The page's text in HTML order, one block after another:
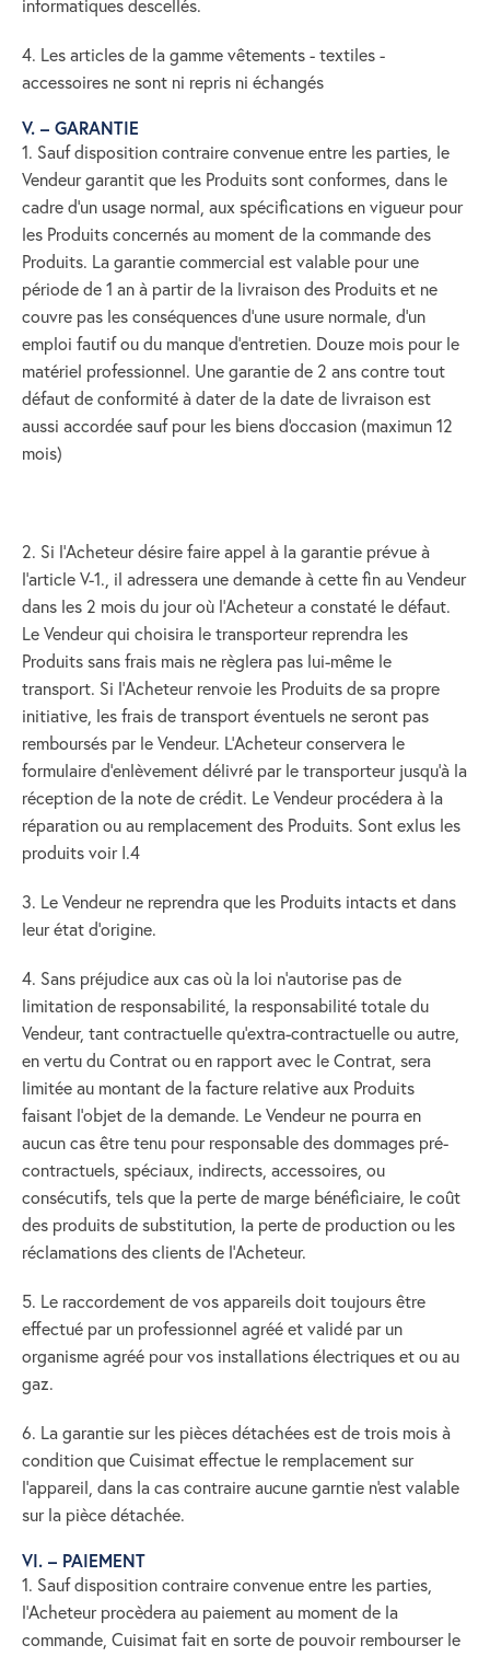
4. Les articles de la gamme vêtements - textiles -
accessoires ne sont ni repris ni échangés
V. – GARANTIE
1. Sauf disposition contraire convenue entre les parties, le
Vendeur garantit que les Produits sont conformes, dans le
cadre d’un usage normal, aux spécifications en vigueur pour
les Produits concernés au moment de la commande des
Produits. La garantie commercial est valable pour une
période de 1 an à partir de la livraison des Produits et ne
couvre pas les conséquences d’une usure normale, d’un
emploi fautif ou du manque d’entretien. Douze mois pour le
matériel professionnel. Une garantie de 2 ans contre tout
défaut de conformité à dater de la date de livraison est
aussi accordée sauf pour les biens d'occasion (maximun 12
mois)
2. Si l’Acheteur désire faire appel à la garantie prévue à
l’article V-1., il adressera une demande à cette fin au Vendeur
dans les 2 mois du jour où l'Acheteur a constaté le défaut.
Le Vendeur qui choisira le transporteur reprendra les
Produits sans frais mais ne règlera pas lui-même le
transport. Si l’Acheteur renvoie les Produits de sa propre
initiative, les frais de transport éventuels ne seront pas
remboursés par le Vendeur. L’Acheteur conservera le
formulaire d’enlèvement délivré par le transporteur jusqu’à la
réception de la note de crédit. Le Vendeur procédera à la
réparation ou au remplacement des Produits. Sont exlus les
produits voir I.4
3. Le Vendeur ne reprendra que les Produits intacts et dans
leur état d’origine.
4. Sans préjudice aux cas où la loi n’autorise pas de
limitation de responsabilité, la responsabilité totale du
Vendeur, tant contractuelle qu’extra-contractuelle ou autre,
en vertu du Contrat ou en rapport avec le Contrat, sera
limitée au montant de la facture relative aux Produits
faisant l’objet de la demande. Le Vendeur ne pourra en
aucun cas être tenu pour responsable des dommages pré-
contractuels, spéciaux, indirects, accessoires, ou
consécutifs, tels que la perte de marge bénéficiaire, le coût
des produits de substitution, la perte de production ou les
réclamations des clients de l’Acheteur.
5. Le raccordement de vos appareils doit toujours être
effectué par un professionnel agréé et validé par un
organisme agréé pour vos installations électriques et ou au
gaz.
6. La garantie sur les pièces détachées est de trois mois à
condition que Cuisimat effectue le remplacement sur
l'appareil, dans la cas contraire aucune garntie n'est valable
sur la pièce détachée.
VI. – PAIEMENT
1. Sauf disposition contraire convenue entre les parties,
l’Acheteur procèdera au paiement au moment de la
commande, Cuisimat fait en sorte de pouvoir rembourser le